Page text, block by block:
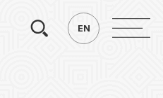
EN Tìm